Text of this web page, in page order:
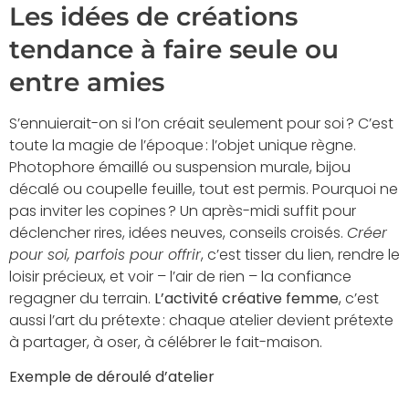
Les idées de créations
tendance à faire seule ou
entre amies
S’ennuierait-on si l’on créait seulement pour soi ? C’est
toute la magie de l’époque : l’objet unique règne.
Photophore émaillé ou suspension murale, bijou
décalé ou coupelle feuille, tout est permis. Pourquoi ne
pas inviter les copines ? Un après-midi suffit pour
déclencher rires, idées neuves, conseils croisés. Créer
pour soi, parfois pour offrir, c’est tisser du lien, rendre le
loisir précieux, et voir – l’air de rien – la confiance
regagner du terrain. L’activité créative femme, c’est
aussi l’art du prétexte : chaque atelier devient prétexte
à partager, à oser, à célébrer le fait-maison.
Exemple de déroulé d’atelier